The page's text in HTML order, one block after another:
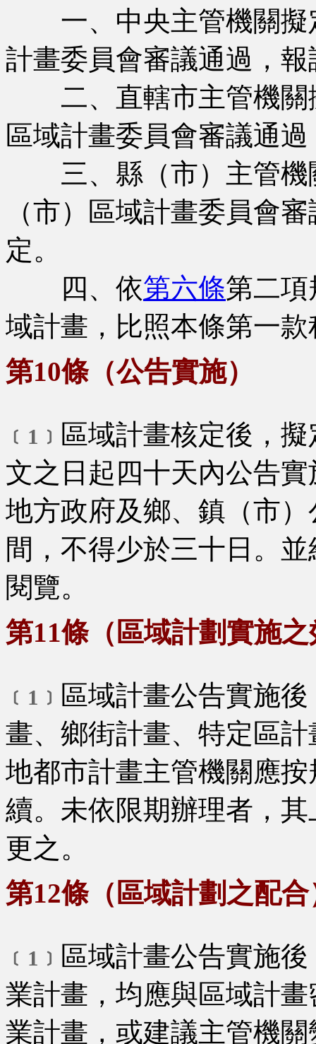
一、中央主管機關擬
計畫委員會審議通過，
二、直轄市主管機關
區域計畫委員會審議通
三、縣（市）主管機
（市）區域計畫委員會
定。
四、依第六條第二
域計畫，比照本條第一
第10條（公告實施）
﹝1﹞ 區域計畫核定後，
文之日起四十天內公告
地方政府及鄉、鎮（市
間，不得少於三十日。
閱覽。
第11條（區域計劃實施
﹝1﹞ 區域計畫公告實施
畫、鄉街計畫、特定區
地都市計畫主管機關應
續。未依限期辦理者，
更之。
第12條（區域計劃之配合
﹝1﹞ 區域計畫公告實施
業計畫，均應與區域計
業計畫，或建議主管機